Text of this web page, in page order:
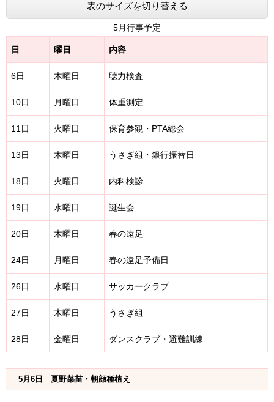
表のサイズを切り替える
5月行事予定
日 曜日 内容
6日 木曜日 聴力検査
10日 月曜日 体重測定
11日 火曜日 保育参観・PTA総会
13日 木曜日 うさぎ組・銀行振替日
18日 火曜日 内科検診
19日 水曜日 誕生会
20日 木曜日 春の遠足
24日 月曜日 春の遠足予備日
26日 水曜日 サッカークラブ
27日 木曜日 うさぎ組
28日 金曜日 ダンスクラブ・避難訓練
5月6日 夏野菜苗・朝顔種植え